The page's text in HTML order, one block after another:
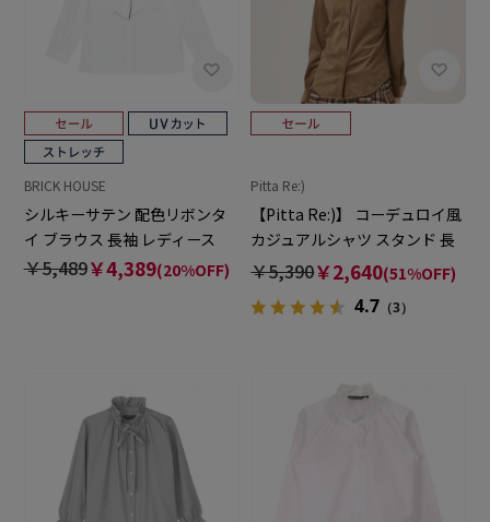
BRICK HOUSE
シルキーサテン 配色リボンタ
イ ブラウス 長袖 レディース
￥5,489￥4,389(20%OFF)
Pitta Re:)
【Pitta Re:)】 コーデュロイ風
カジュアルシャツ スタンド 長
袖 レディース
￥5,390￥2,640(51%OFF)
4.7 （3）